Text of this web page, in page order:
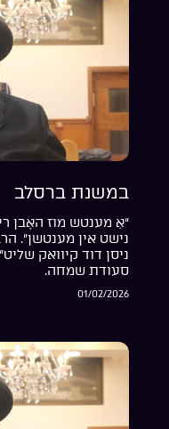
במשנת ברסלב
“אַ מענטש מוז האָבן
נישט אין מענטשן”.
ניסן דוד קיוואק
סעודת שמחה.
01/02/2026